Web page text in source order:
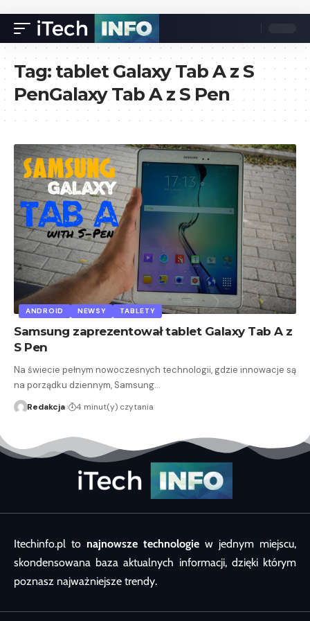
Tag: tablet Galaxy Tab A z S
PenGalaxy Tab A z S Pen
ANDROID NEWSY TABLETY
Samsung zaprezentował tablet Galaxy Tab A z
S Pen
Na świecie pełnym nowoczesnych technologii, gdzie innowacje są
na porządku dziennym, Samsung…
Redakcja 4 minut(y) czytania
Itechinfo.pl to najnowsze technologie w jednym miejscu,
skondensowana baza aktualnych informacji, dzięki którym
poznasz najważniejsze trendy.